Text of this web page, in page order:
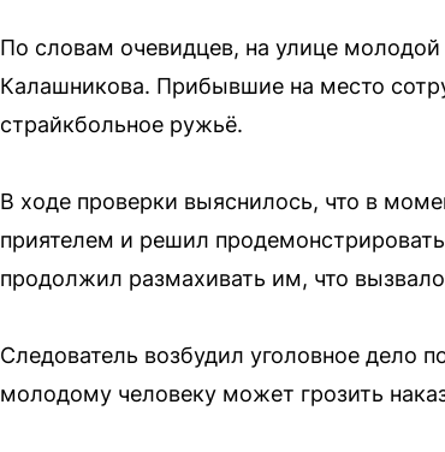
По словам очевидцев, на улице
Калашникова. Прибывшие на место
страйкбольное ружьё.
В ходе проверки выяснилось, что в
приятелем и решил
продолжил размахивать им, что
Следователь возбудил уголовное дело
молодому человеку может грозить